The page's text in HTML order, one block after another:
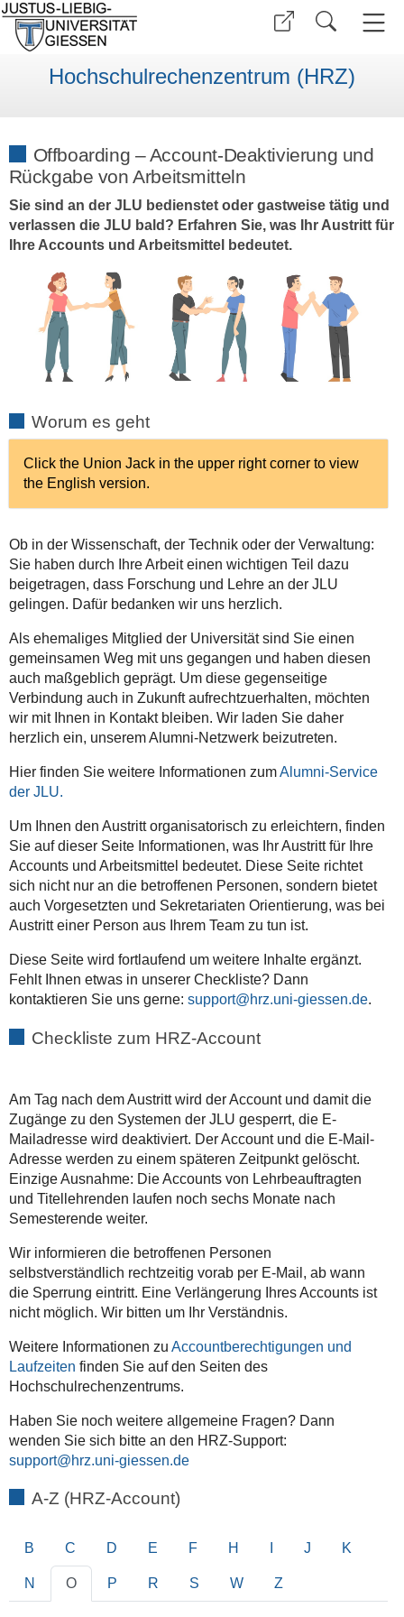
Hochschulrechenzentrum (HRZ)
Offboarding – Account-Deaktivierung und
Rückgabe von Arbeitsmitteln
Sie sind an der JLU bedienstet oder gastweise tätig und
verlassen die JLU bald? Erfahren Sie, was Ihr Austritt für
Ihre Accounts und Arbeitsmittel bedeutet.
Worum es geht
Click the Union Jack in the upper right corner to view
the English version.
Ob in der Wissenschaft, der Technik oder der Verwaltung:
Sie haben durch Ihre Arbeit einen wichtigen Teil dazu
beigetragen, dass Forschung und Lehre an der JLU
gelingen. Dafür bedanken wir uns herzlich.
Als ehemaliges Mitglied der Universität sind Sie einen
gemeinsamen Weg mit uns gegangen und haben diesen
auch maßgeblich geprägt. Um diese gegenseitige
Verbindung auch in Zukunft aufrechtzuerhalten, möchten
wir mit Ihnen in Kontakt bleiben. Wir laden Sie daher
herzlich ein, unserem Alumni-Netzwerk beizutreten.
Hier finden Sie weitere Informationen zumAlumni-Service
der JLU.
Um Ihnen den Austritt organisatorisch zu erleichtern, finden
Sie auf dieser Seite Informationen, was Ihr Austritt für Ihre
Accounts und Arbeitsmittel bedeutet. Diese Seite richtet
sich nicht nur an die betroffenen Personen, sondern bietet
auch Vorgesetzten und Sekretariaten Orientierung, was bei
Austritt einer Person aus Ihrem Team zu tun ist.
Diese Seite wird fortlaufend um weitere Inhalte ergänzt.
Fehlt Ihnen etwas in unserer Checkliste? Dann
kontaktieren Sie uns gerne: support .
Checkliste zum HRZ-Account
Am Tag nach dem Austritt wird der Account und damit die
Zugänge zu den Systemen der JLU gesperrt, die E-
Mailadresse wird deaktiviert. Der Account und die E-Mail-
Adresse werden zu einem späteren Zeitpunkt gelöscht.
Einzige Ausnahme: Die Accounts von Lehrbeauftragten
und Titellehrenden laufen noch sechs Monate nach
Semesterende weiter.
Wir informieren die betroffenen Personen
selbstverständlich rechtzeitig vorab per E-Mail, ab wann
die Sperrung eintritt. Eine Verlängerung Ihres Accounts ist
nicht möglich. Wir bitten um Ihr Verständnis.
Weitere Informationen zu Accountberechtigungen und
Laufzeiten finden Sie auf den Seiten des
Hochschulrechenzentrums.
Haben Sie noch weitere allgemeine Fragen? Dann
wenden Sie sich bitte an den HRZ-Support:
support
A-Z (HRZ-Account)
B C D E F H J K
N O P R S W Z